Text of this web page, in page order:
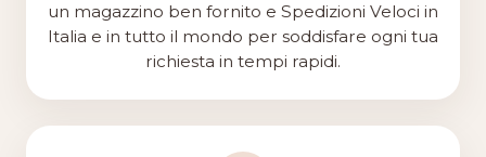
un magazzino ben fornito e Spedizioni Veloci in
Italia e in tutto il mondo per soddisfare ogni tua
richiesta in tempi rapidi.